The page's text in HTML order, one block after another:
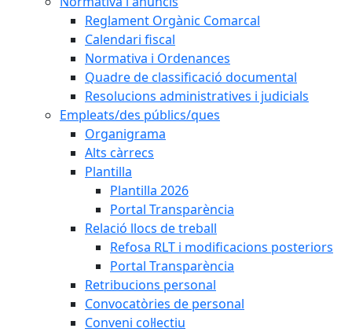
Reglament Orgànic Comarcal
Calendari fiscal
Normativa i Ordenances
Quadre de classificació documental
Resolucions administratives i judicials
Empleats/des públics/ques
Organigrama
Alts càrrecs
Plantilla
Plantilla 2026
Portal Transparència
Relació llocs de treball
Refosa RLT i modificacions posteriors
Portal Transparència
Retribucions personal
Convocatòries de personal
Conveni col·lectiu